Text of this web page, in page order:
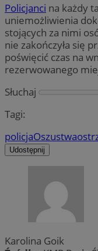
Policjanci na każdy
uniemożliwienia
stojących za nimi
nie zakończyła się
poświęcić czas na
rezerwowanego
Słuchaj
Tagi:
policjaOszustwa
Udostępnij
Karolina Goik